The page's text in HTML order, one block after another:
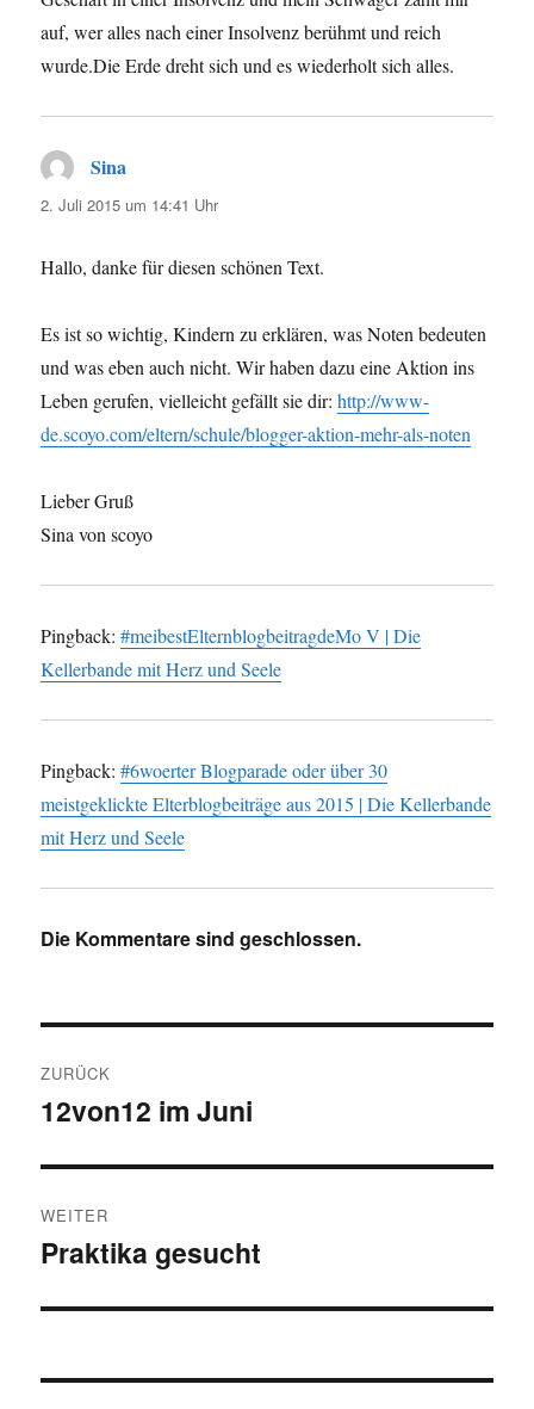
auf, wer alles nach einer Insolvenz berühmt und reich
wurde.Die Erde dreht sich und es wiederholt sich alles.
Sina
2. Juli 2015 um 14:41 Uhr
Hallo, danke für diesen schönen Text.
Es ist so wichtig, Kindern zu erklären, was Noten bedeuten
und was eben auch nicht. Wir haben dazu eine Aktion ins
Leben gerufen, vielleicht gefällt sie dir:http://www-
de.scoyo.com/eltern/schule/blogger-aktion-mehr-als-noten
Lieber Gruß
Sina von scoyo
Pingback:#meibestElternblogbeitragdeMo V | Die
Kellerbande mit Herz und Seele
Pingback:#6woerter Blogparade oder über 30
meistgeklickte Elterblogbeiträge aus 2015 | Die Kellerbande
mit Herz und Seele
Die Kommentare sind geschlossen.
ZURÜCK
Vorheriger
12von12 im Juni
WEITER
Nächster
Praktika gesucht